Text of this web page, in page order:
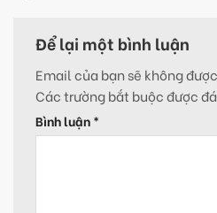
Để lại một bình luận
Email của bạn sẽ không
Các trường bắt buộc được
Bình luận *